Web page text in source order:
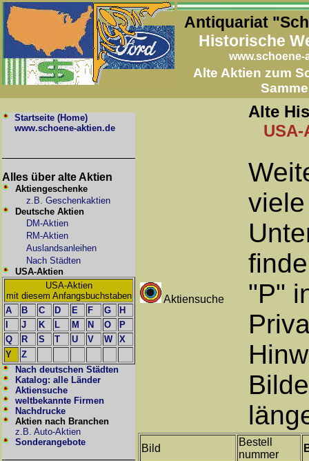
Antiquariat
Historische
www.schoene-
Alte Aktien zum
Startseite (Home)
www.schoene-aktien.de
Alles über alte Aktien
Aktiengeschenke
z.B. Geschenkaktien
Deutsche Aktien
DM-Aktien
RM-Aktien
Auslandsanleihen
Nach Städten
USA-Aktien
USA-Aktien
mit diesem Anfangsbuchstaben
A
B C D E F G
H
J K L M N O
P
Q
R S T U V W
X
Y
Z
Nach deutschen Städten
Katalog: alle Länder
Aktiensuche
weltbekannte Firmen
Nachdrucke
Aktien nach Branchen
z.B. Auto-Aktien
Sonderangebote
Alte
Aktiensuche
"P"
Bild
Bestell
nummer